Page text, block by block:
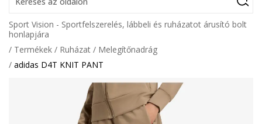
Sport Vision - Sportfelszerelés, lábbeli és ruházatot árusító bolt
honlapjára
Termékek
Ruházat
Melegítőnadrág
adidas D4T KNIT PANT